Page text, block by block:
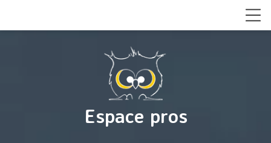
Espace pros